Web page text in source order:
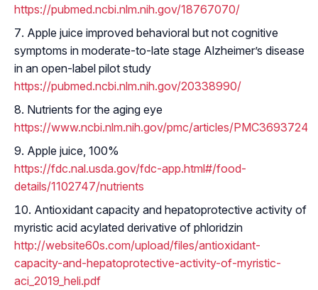
https://pubmed.ncbi.nlm.nih.gov/18767070/
Apple juice improved behavioral but not cognitive
symptoms in moderate-to-late stage Alzheimer’s disease
in an open-label pilot study
https://pubmed.ncbi.nlm.nih.gov/20338990/
Nutrients for the aging eye
https://www.ncbi.nlm.nih.gov/pmc/articles/PMC3693724/
Apple juice, 100%
https://fdc.nal.usda.gov/fdc-app.html#/food-
details/1102747/nutrients
Antioxidant capacity and hepatoprotective activity of
myristic acid acylated derivative of phloridzin
http://website60s.com/upload/files/antioxidant-
capacity-and-hepatoprotective-activity-of-myristic-
aci_2019_heli.pdf